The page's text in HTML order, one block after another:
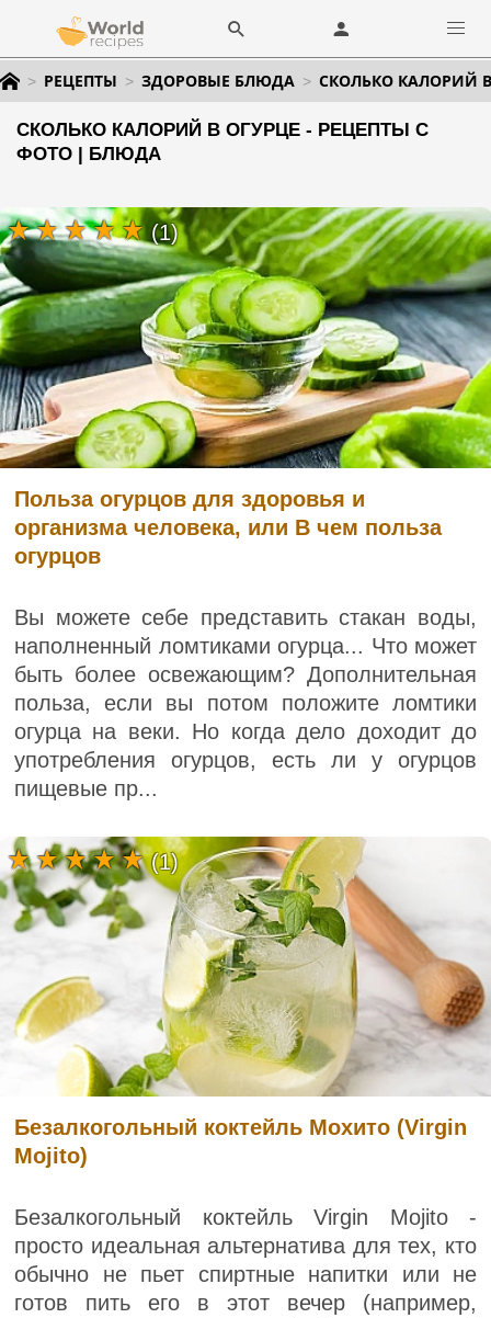
РЕЦЕПТЫ ЗДОРОВЫЕ БЛЮДА СКОЛЬКО КАЛОРИЙ
СКОЛЬКО КАЛОРИЙ В ОГУРЦЕ - РЕЦЕПТЫ С
ФОТО | БЛЮДА
Польза огурцов для здоровья и
организма человека, или В чем польза
огурцов
Вы можете себе представить стакан воды,
наполненный ломтиками огурца... Что может
быть более освежающим? Дополнительная
польза, если вы потом положите ломтики
огурца на веки. Но когда дело доходит до
употребления огурцов, есть ли у огурцов
пищевые пр...
(1)
Безалкогольный коктейль Мохито (Virgin
Mojito)
Безалкогольный коктейль Virgin Mojito -
просто идеальная альтернатива для тех, кто
обычно не пьет спиртные напитки или не
готов пить его в этот вечер (например,
(1)